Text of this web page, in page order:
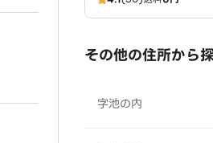
その他の住所から
字池の内